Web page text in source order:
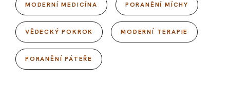
MODERNÍ MEDICÍNA PORANĚNÍ MÍCHY
VĚDECKÝ POKROK MODERNÍ TERAPIE
PORANĚNÍ PÁTEŘE